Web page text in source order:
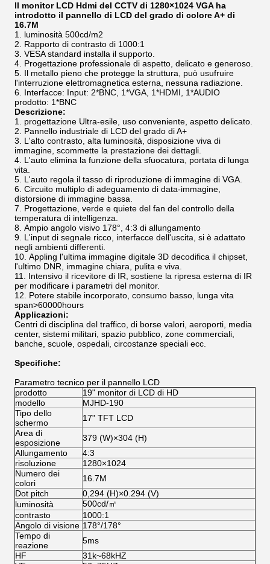
Il monitor LCD Hdmi del CCTV di 1280×1024 VGA ha
introdotto il pannello di LCD del grado di colore A+ di
16.7M
luminosità 500cd/m2
Rapporto di contrasto di 1000:1
VESA standard installa il supporto.
Progettazione professionale di aspetto, delicato e generoso.
Il metallo pieno che protegge la struttura, può usufruire
l'interruzione elettromagnetica esterna, nessuna radiazione.
Interfacce: Input: 2*BNC, 1*VGA, 1*HDMI, 1*AUDIO
prodotto: 1*BNC
Descrizione:
progettazione Ultra-esile, uso conveniente, aspetto delicato.
Pannello industriale di LCD del grado di A+
L'alto contrasto, alta luminosità, disposizione viva di
immagine, scommette la prestazione dei dettagli.
L'auto elimina la funzione della sfuocatura, portata di lunga
vita.
L'auto regola il tasso di riproduzione di immagine di VGA.
Circuito multiplo di adeguamento di data-immagine,
distorsione di immagine bassa.
Progettazione, verde e quiete del fan del controllo della
temperatura di intelligenza.
Ampio angolo visivo 178°, 4:3 di allungamento
L'input di segnale ricco, interfacce dell'uscita, si è adattato
negli ambienti differenti.
Appling l'ultima immagine digitale 3D decodifica il chipset,
l'ultimo DNR, immagine chiara, pulita e viva.
Intensivo il ricevitore di IR, sostiene la ripresa esterna di IR
per modificare i parametri del monitor.
Potere stabile incorporato, consumo basso, lunga vita
span>60000hours
Applicazioni:
Centri di disciplina del traffico, di borse valori, aeroporti, media
center, sistemi militari, spazio pubblico, zone commerciali,
banche, scuole, ospedali, circostanze speciali ecc.
Specifiche:
Parametro tecnico per il pannello LCD
prodotto
19" monitor di LCD di HD
modello
MJHD-190
Tipo dello
schermo
17" TFT LCD
Area di
esposizione
379 (W)×304 (H)
Allungamento
4:3
risoluzione
1280×1024
Numero dei
colori
16.7M
Dot pitch
0,294 (H)×0.294 (V)
luminosità
500cd/㎡
contrasto
1000:1
Angolo di visione 178°/178°
Tempo di
reazione
5ms
HF
31k~68kHZ